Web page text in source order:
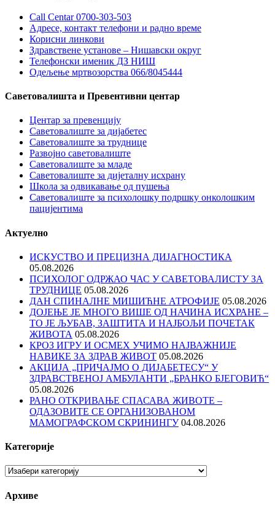
Call Centar 0700-303-503
Адресe, контакт телефони и радно време
Корисни линкови
Здравствене установе – Нишавски округ
Телефонски именик ДЗ НИШ
Одељење мртвозорства 066/8045444
Саветовалишта и Превентивни центар
Центар за превенцију
Саветовалиште за дијабетес
Саветовалиште за труднице
Развојно саветовалиште
Саветовалиште за младе
Саветовалиште за дијеталну исхрану
Школа за одвикавање од пушења
Саветовалиште за психолошку подршку онколошким
пацијентима
Актуелно
ИСКУСТВО И ПРЕЦИЗНА ДИЈАГНОСТИКА
05.08.2026
ПСИХОЛОГ ОДРЖАО ЧАС У САВЕТОВАЛИСТУ ЗА
ТРУДНИЦЕ 05.08.2026
ДАН СПИНАЛНЕ МИШИЋНЕ АТРОФИЈЕ 05.08.2026
ДОЈЕЊЕ ЈЕ МНОГО ВИШЕ ОД НАЧИНА ИСХРАНЕ –
ТО ЈЕ ЉУБАВ, ЗАШТИТА И НАЈБОЉИ ПОЧЕТАК
ЖИВОТА 05.08.2026
КРОЗ ИГРУ И ОСМЕХ УЧИМО НАЈВАЖНИЈЕ
НАВИКЕ ЗА ЗДРАВ ЖИВОТ 05.08.2026
АКЦИЈА „ПРИЧАЈМО О ДИЈАБЕТЕСУ“ У
ЗДРАВСТВЕНОЈ АМБУЛАНТИ „БРАНКО БЈЕГОВИЋ“
05.08.2026
РАНО ОТКРИВАЊЕ СПАСАВА ЖИВОТЕ –
ОДАЗОВИТЕ СЕ ОРГАНИЗОВАНОМ
МАМОГРАФСКОМ СКРИНИНГУ 04.08.2026
Категорије
Категорије
Архиве